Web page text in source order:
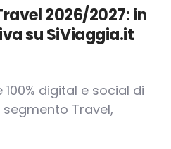
2026/2027: in
su SiViaggia.it
digital e social di
Travel,